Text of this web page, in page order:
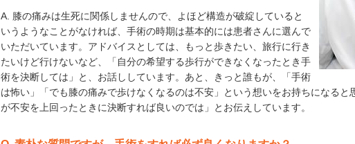
A. 膝の痛みは生死に関係しませんので、よほど構造が破綻していると
いうようなことがなければ、手術の時期は基本的には患者さんに選んで
いただいています。アドバイスとしては、もっと歩きたい、旅行に行き
たいけど行けないなど、「自分の希望する歩行ができなくなったとき手
術を決断しては」と、お話ししています。あと、きっと誰もが、「手術
は怖い」「でも膝の痛みで歩けなくなるのは不安」という想いをお持ちになると
が不安を上回ったときに決断すれば良いのでは」とお伝えしています。